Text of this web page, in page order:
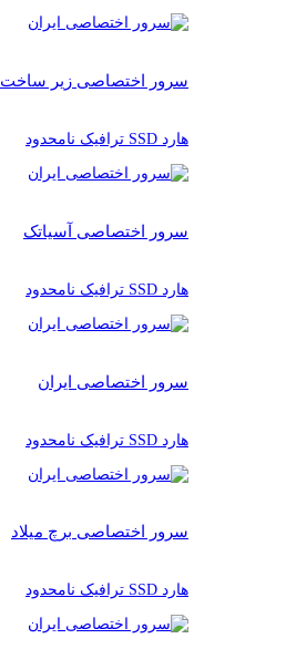
سرور اختصاصی زیر ساخت
هارد SSD ترافیک نامحدود
سرور اختصاصی آسیاتک
هارد SSD ترافیک نامحدود
سرور اختصاصی ایران
هارد SSD ترافیک نامحدود
سرور اختصاصی برچ میلاد
هارد SSD ترافیک نامحدود